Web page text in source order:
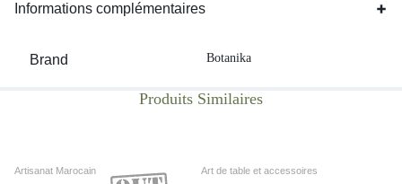
Informations complémentaires
Brand Botanika
Artisanat Marocain Art de table et accessoires